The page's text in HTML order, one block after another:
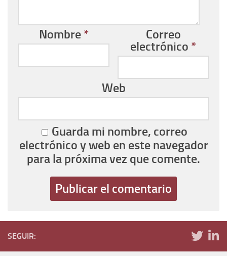
Nombre *
Correo
electrónico *
Web
Guarda mi nombre, correo
electrónico y web en este navegador
para la próxima vez que comente.
SEGUIR: